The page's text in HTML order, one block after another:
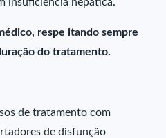
respe itando sempre
do tratamento.
de tratamento com
de disfunção